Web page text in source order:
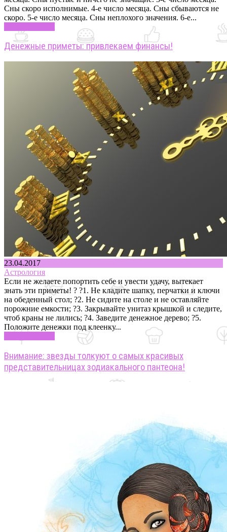
Сны скоро исполнимые. 4-е число месяца. Сны сбываются не
скоро. 5-е число месяца. Сны неплохого значения. 6-е...
Денежные приметы: привлекаем финансы!
23.04.2017
Астрология
Если не желаете попортить себе и увести удачу, вытекает
знать эти приметы! ? ?1. Не кладите шапку, перчатки и ключи
на обеденный стол; ?2. Не сидите на столе и не оставляйте
порожние емкости; ?3. Закрывайте унитаз крышкой и следите,
чтоб краны не лились; ?4. Заведите денежное дерево; ?5.
Положите денежки под клеенку...
Внимание: звезды толкуют о самых красивых
представительницах зодиакального пантеона!